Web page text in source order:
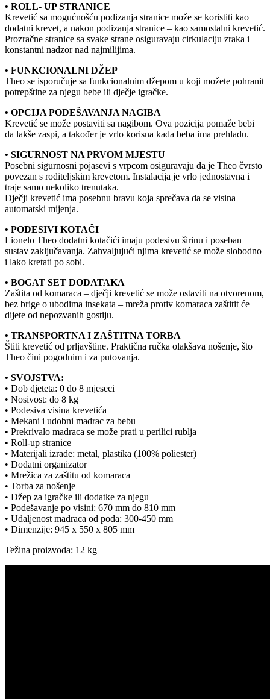
• ROLL- UP STRANICE
Krevetić sa mogućnošću podizanja stranice može se koristiti kao
dodatni krevet, a nakon podizanja stranice – kao samostalni krevetić.
Prozračne stranice sa svake strane osiguravaju cirkulaciju zraka i
konstantni nadzor nad najmilijima.
• FUNKCIONALNI DŽEP
Theo se isporučuje sa funkcionalnim džepom u koji možete pohranit
potrepštine za njegu bebe ili dječje igračke.
• OPCIJA PODEŠAVANJA NAGIBA
Krevetić se može postaviti sa nagibom. Ova pozicija pomaže bebi
da lakše zaspi, a također je vrlo korisna kada beba ima prehladu.
• SIGURNOST NA PRVOM MJESTU
Posebni sigurnosni pojasevi s vrpcom osiguravaju da je Theo čvrsto
povezan s roditeljskim krevetom. Instalacija je vrlo jednostavna i
traje samo nekoliko trenutaka.
Dječji krevetić ima posebnu bravu koja sprečava da se visina
automatski mijenja.
• PODESIVI KOTAČI
Lionelo Theo dodatni kotačići imaju podesivu širinu i poseban
sustav zaključavanja. Zahvaljujući njima krevetić se može slobodno
i lako kretati po sobi.
• BOGAT SET DODATAKA
Zaštita od komaraca – dječji krevetić se može ostaviti na otvorenom,
bez brige o ubodima insekata – mreža protiv komaraca zaštitit će
dijete od nepozvanih gostiju.
• TRANSPORTNA I ZAŠTITNA TORBA
Štiti krevetić od prljavštine. Praktična ručka olakšava nošenje, što
Theo čini pogodnim i za putovanja.
• SVOJSTVA:
• Dob djeteta: 0 do 8 mjeseci
• Nosivost: do 8 kg
• Podesiva visina krevetića
• Mekani i udobni madrac za bebu
• Prekrivalo madraca se može prati u perilici rublja
• Roll-up stranice
• Materijali izrade: metal, plastika (100% poliester)
• Dodatni organizator
• Mrežica za zaštitu od komaraca
• Torba za nošenje
• Džep za igračke ili dodatke za njegu
• Podešavanje po visini: 670 mm do 810 mm
• Udaljenost madraca od poda: 300-450 mm
• Dimenzije: 945 x 550 x 805 mm
Težina proizvoda: 12 kg